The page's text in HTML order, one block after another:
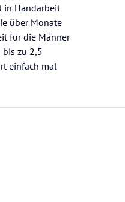
in Handarbeit
über Monate
für die Männer
bis zu 2,5
einfach mal